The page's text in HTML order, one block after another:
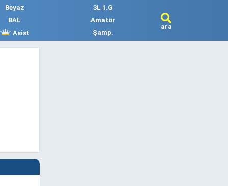
Beyaz
3L 1.G
BAL
Amatör
Asist Şamp.
ara